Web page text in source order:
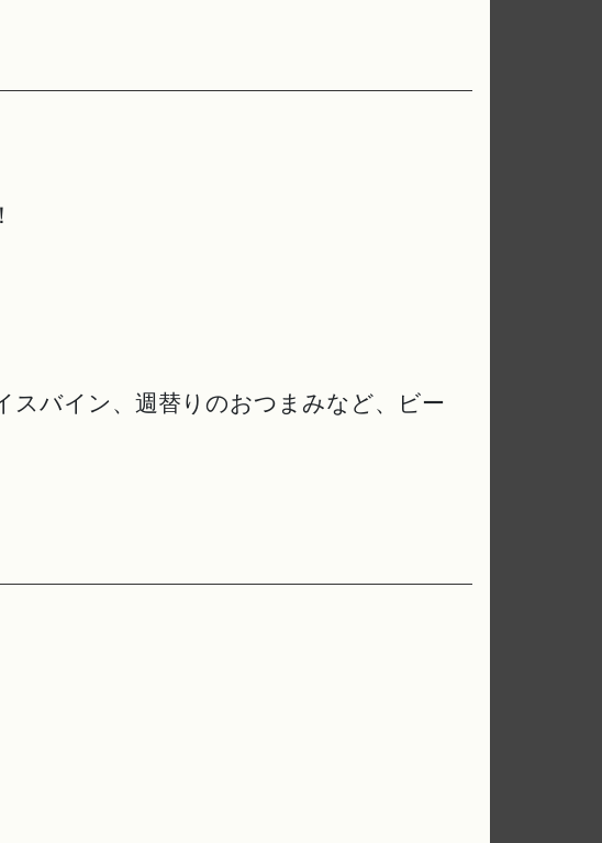
スバイン、週替りのおつまみなど、ビー